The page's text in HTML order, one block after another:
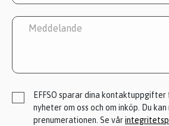
EFFSO sparar dina
nyheter om oss och om inköp. Du
prenumerationen. Se vår